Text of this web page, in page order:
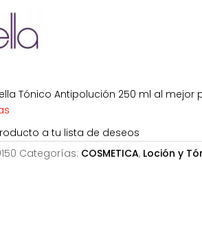
37,00€.
Tónico Antipolución 250 ml al mejor
a tu lista de deseos
Categorías: COSMETICA, Loción y